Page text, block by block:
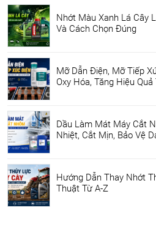
Nhớt Màu Xanh Lá Cây
Và Cách Chọn Đúng
Mỡ Dẫn Điện, Mỡ Tiếp
Oxy Hóa, Tăng Hiệu Quả
Dầu Làm Mát Máy Cắt
Nhiệt, Cắt Mịn, Bảo Vệ
Hướng Dẫn Thay Nhớt
Thuật Từ A-Z